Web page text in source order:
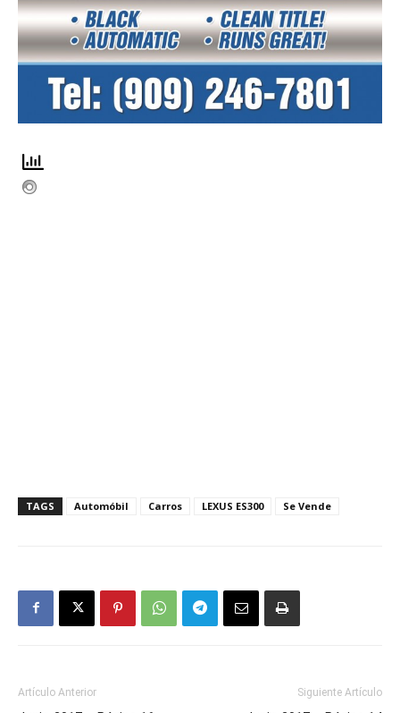
TAGS Automóbil Carros LEXUS ES300 Se Vende
Artículo Anterior Siguiente Artículo